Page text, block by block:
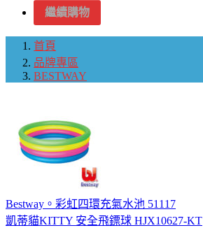
繼續購物
首頁
品牌專區
BESTWAY
Bestway。彩虹四環充氣水池 51117
凱蒂貓KITTY 安全飛鏢球 HJX10627-KT